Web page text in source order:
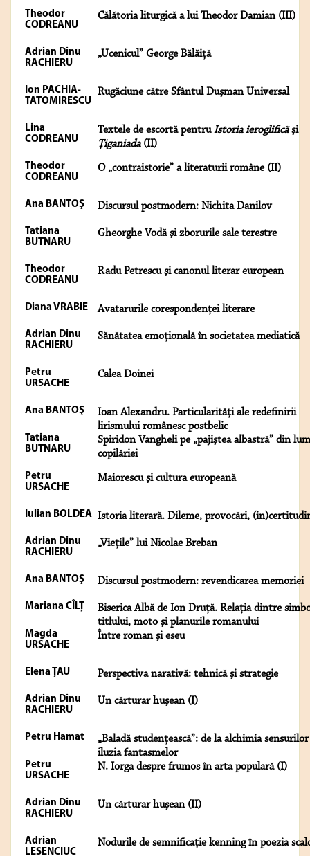
Theodor
CODREANU
Călătoria liturgică a lui Theodor Damian (III)
Adrian Dinu
RACHIERU
„Ucenicul” George Bălăiţă
Ion PACHIA-
TATOMIRESCU
Rugăciune către Sfântul Duşman Universal
Lina
CODREANU
Textele de escortă pentruIstoria ieroglificăşi
Ţiganiada(II)
Theodor
CODREANU
O „contraistorie” a literaturii române (II)
Ana BANTOŞ Discursul postmodern: Nichita Danilov
Tatiana
BUTNARU
Gheorghe Vodă şi zborurile sale terestre
Theodor
CODREANU
Radu Petrescu şi canonul literar european
Diana VRABIE Avatarurile corespondenței literare
Adrian Dinu
RACHIERU
Sănătatea emoţională în societatea mediatică
Petru
URSACHE
Calea Doinei
Ana BANTOŞ
Ioan Alexandru. Particularități ale redefinirii
lirismului românesc postbelic
Tatiana
BUTNARU
Spiridon Vangheli pe „pajiştea albastră” din
copilăriei
Petru
URSACHE
Maiorescu şi cultura europeană
Iulian BOLDEA Istoria literară. Dileme, provocări,
Adrian Dinu
RACHIERU
„Vieţile” lui Nicolae Breban
Ana BANTOŞ Discursul postmodern: revendicarea memoriei
Mariana CÎLȚ
Biserica Albă de Ion Druță. Relaţia dintre
titlului, moto şi planurile romanului
Magda
URSACHE
Între roman şi eseu
Elena ŢAU Perspectiva narativă: tehnică şi strategie
Adrian Dinu
RACHIERU
Un cărturar huşean (I)
Petru Hamat
„Baladă studențească”: de la alchimia
iluzia fantasmelor
Petru
URSACHE
N. Iorga despre frumos în arta populară (I)
Adrian Dinu
RACHIERU
Un cărturar huşean (II)
Adrian
LESENCIUC
Nodurile de semnificație kenning în poezia